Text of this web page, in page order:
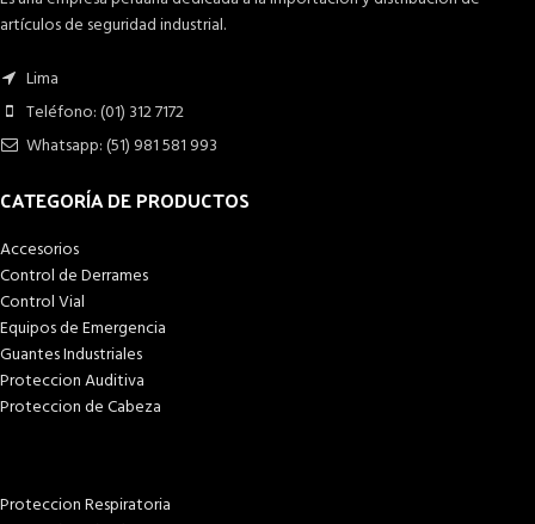
artículos de seguridad industrial.
Lima
Teléfono: (01) 312 7172
Whatsapp: (51) 981 581 993
CATEGORÍA DE PRODUCTOS
Accesorios
Control de Derrames
Control Vial
Equipos de Emergencia
Guantes Industriales
Proteccion Auditiva
Proteccion de Cabeza
Proteccion Respiratoria